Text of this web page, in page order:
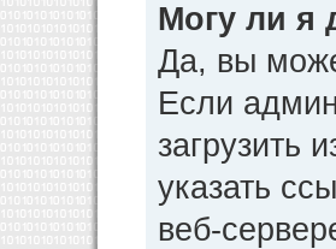
Могу ли я
Да, вы
Если
загрузить
указать
веб-